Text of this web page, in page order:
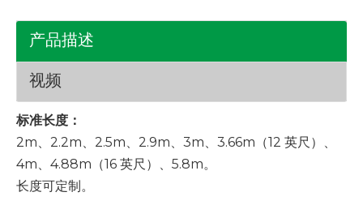
产品描述
视频
标准长度：
2m、2.2m、2.5m、2.9m、3m、3.66m（12 英尺）、
4m、4.88m（16 英尺）、5.8m。
长度可定制。